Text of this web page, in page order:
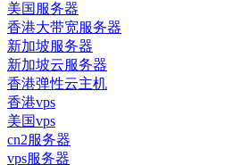
美国服务器
香港大带宽服务器
新加坡服务器
新加坡云服务器
香港弹性云主机
香港vps
美国vps
cn2服务器
vps服务器